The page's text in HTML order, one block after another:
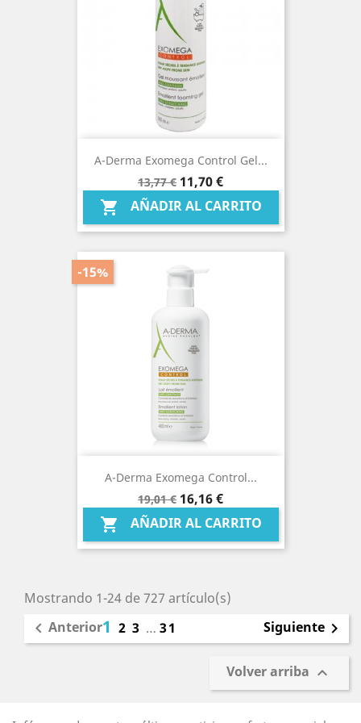
A-Derma Exomega Control Gel...
Precio
base
13,77 € Precio
11,70 €
 AÑADIR AL CARRITO
A-Derma Exomega Control...
Precio
base
19,01 €
-15%
Precio
16,16 €
 AÑADIR AL CARRITO
Mostrando 1-24 de 727 artículo(s)
 Anterior1 2 3 … 31 Siguiente 
Volver arriba 